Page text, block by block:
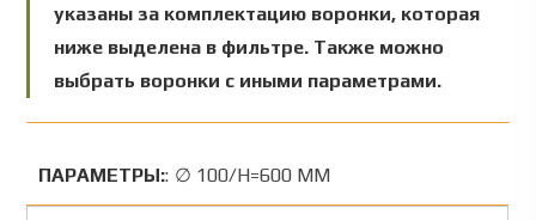
указаны за комплектацию воронки, которая
ниже выделена в фильтре. Также можно
выбрать воронки с иными параметрами.
ПАРАМЕТРЫ:: ∅ 100/Н=600 ММ